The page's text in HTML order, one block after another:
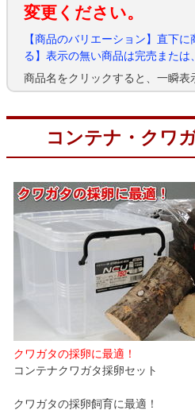
変更ください。
【商品のバリエーション】直下
る】表示の無い商品は完売または
商品名をクリックすると、一瞬表
コンテナ・クワ
クワガタの採卵に最適！
コンテナクワガタ採卵セット
クワガタの採卵飼育に最適！